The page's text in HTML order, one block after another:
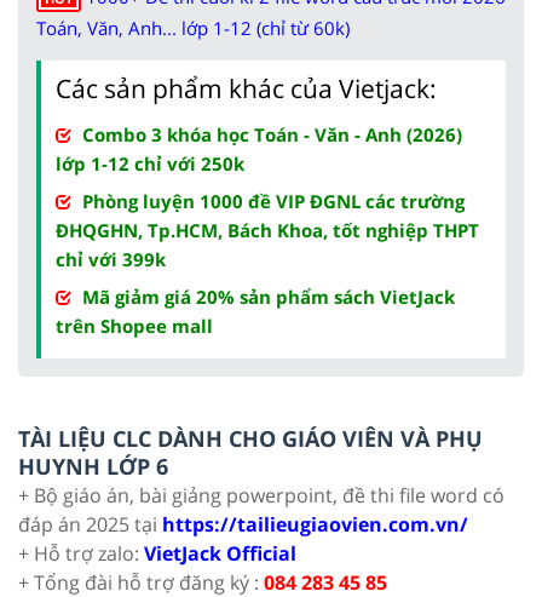
Toán, Văn, Anh... lớp 1-12 (chỉ từ 60k)
Các sản phẩm khác của Vietjack:
Combo 3 khóa học Toán - Văn - Anh (2026)
lớp 1-12 chỉ với 250k
Phòng luyện 1000 đề VIP ĐGNL các trường
ĐHQGHN, Tp.HCM, Bách Khoa, tốt nghiệp THPT
chỉ với 399k
Mã giảm giá 20% sản phẩm sách VietJack
trên Shopee mall
TÀI LIỆU CLC DÀNH CHO GIÁO VIÊN VÀ PHỤ
HUYNH LỚP 6
+ Bộ giáo án, bài giảng powerpoint, đề thi file word có
đáp án 2025 tại https://tailieugiaovien.com.vn/
+ Hỗ trợ zalo: VietJack Official
+ Tổng đài hỗ trợ đăng ký : 084 283 45 85